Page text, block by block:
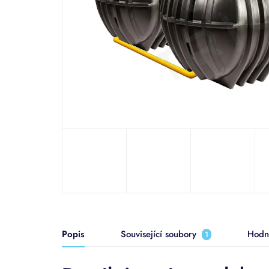
Popis Související soubory 1